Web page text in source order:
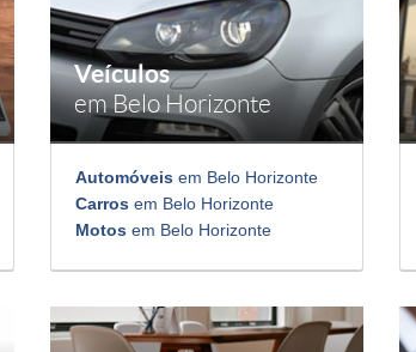
Veículos
em Belo Horizonte
Automóveisem Belo Horizonte
Carrosem Belo Horizonte
Motosem Belo Horizonte